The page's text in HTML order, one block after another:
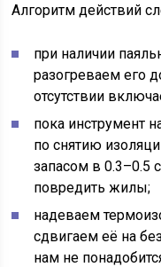
Алгоритм действий
при наличии
разогреваем его
отсутствии
пока инструмент
по снятию
запасом в 0.3–0.5
повредить жилы;
надеваем
сдвигаем её на
нам не